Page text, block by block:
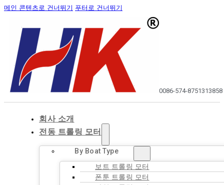
메인 콘텐츠로 건너뛰기 푸터로 건너뛰기
0086-574-87513138
회사 소개
전동 트롤링 모터
By Boat Type
보트 트롤링 모터
폰툰 트롤링 모터